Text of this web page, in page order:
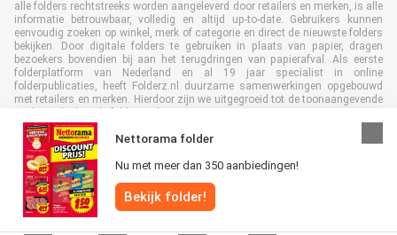
Nettorama folder
Nu met meer dan 350 aanbiedingen!
Bekijk folder!
alle folders rechtstreeks worden aangeleverd door retailers en merken, is alle
informatie betrouwbaar, volledig en altijd up-to-date. Gebruikers kunnen
eenvoudig zoeken op winkel, merk of categorie en direct de nieuwste folders
bekijken. Door digitale folders te gebruiken in plaats van papier, dragen
bezoekers bovendien bij aan het terugdringen van papierafval. Als eerste
folderplatform van Nederland en al 19 jaar specialist in online
folderpublicaties, heeft Folderz.nl duurzame samenwerkingen opgebouwd
met retailers en merken. Hierdoor zijn we uitgegroeid tot de toonaangevende
Alle rechten voorbehouden © Folderz.nl 2026 |